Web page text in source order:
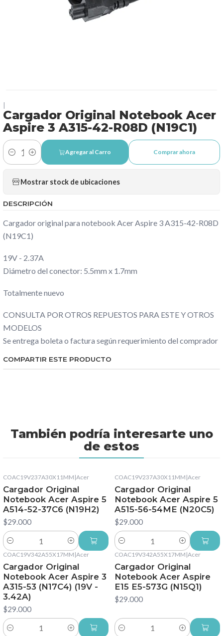
Cargador Original Notebook Acer
Aspire 3 A315-42-R08D (N19C1)
Cantidad
Agregar al Carro Comprar ahora
Mostrar stock de ubicaciones
DESCRIPCIÓN
Cargador original para notebook Acer Aspire 3 A315-42-R08D
(N19C1)
19V - 2.37A
Diámetro del conector: 5.5mm x 1.7mm
Totalmente nuevo
CONSULTA POR OTROS REPUESTOS PARA ESTE Y OTROS
MODELOS
Se entrega boleta o factura según requerimiento del comprador
COMPARTIR ESTE PRODUCTO
También podría interesarte uno
de estos
COAC19V237A30X11MM |Acer
Cargador Original
Notebook Acer Aspire 5
A514-52-37C6 (N19H2)
$29.000
Cantidad
COAC19V237A30X11MM |Acer
Cargador Original
Notebook Acer Aspire 5
A515-56-54ME (N20C5)
$29.000
Cantidad
COAC19V342A55X17MM |Acer
Cargador Original
Notebook Acer Aspire 3
A315-53 (N17C4) (19V -
3.42A)
$29.000
Cantidad
COAC19V342A55X17MM |Acer
Cargador Original
Notebook Acer Aspire
E15 E5-573G (N15Q1)
$29.000
Cantidad